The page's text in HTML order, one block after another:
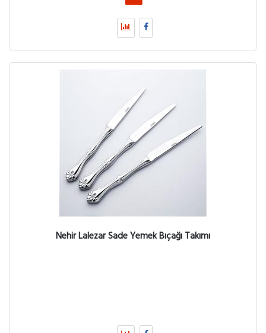
Nehir Lalezar Sade Yemek Bıçağı Takımı